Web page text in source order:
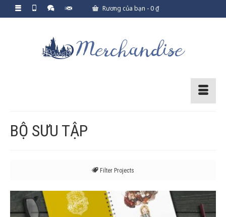
Rương của bạn -0₫
BỘ SƯU TẬP
Filter Projects
Tất cả
Gladrags